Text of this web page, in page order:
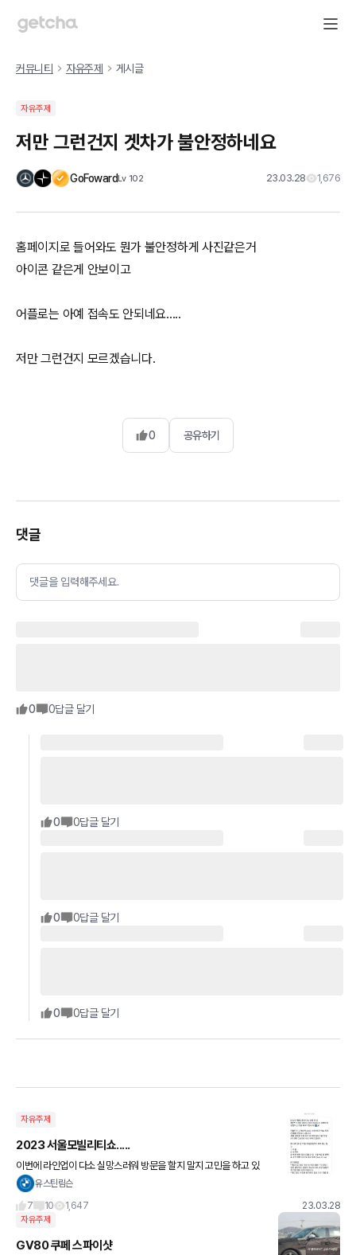
커뮤니티 자유주제 게시글
자유주제
저만 그런건지 겟차가 불안정하네요
GoFowardLv 102 23.03.28 1,676
홈페이지로 들어와도 뭔가 불안정하게 사진같은거
아이콘 같은게 안보이고
어플로는 아예 접속도 안되네요.....
저만 그런건지 모르겠습니다.
0 공유하기
댓글
댓글을 입력해주세요.
0 0답글 달기
0 0답글 달기
0 0답글 달기
0 0답글 달기
자유주제
2023 서울모빌리티쇼.....
이번에 라인업이 다소 실망스러워 방문을 할지 말지 고민을 하고 있
던 찰나에 BMW 이벤트에 당첨이 되었습니다.. ㅎㅎㅎ 이렇게 된 이
유스틴림슨
7
10 1,647 23.03.28
자유주제
GV80 쿠페 스파이샷